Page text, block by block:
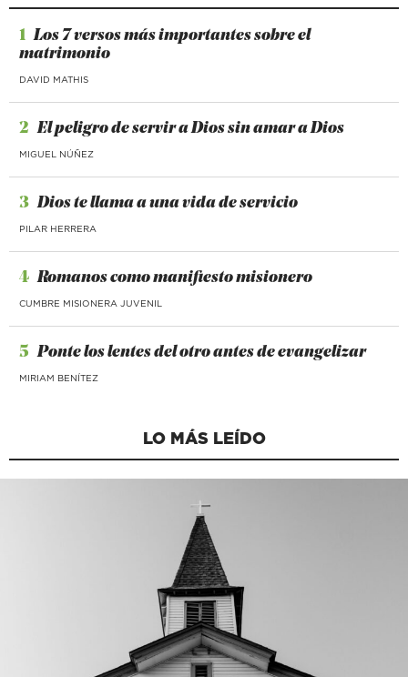
1 Los 7 versos más importantes sobre el
matrimonio
DAVID MATHIS
2 El peligro de servir a Dios sin amar a Dios
MIGUEL NÚÑEZ
3 Dios te llama a una vida de servicio
PILAR HERRERA
4 Romanos como manifiesto misionero
CUMBRE MISIONERA JUVENIL
5 Ponte los lentes del otro antes de evangelizar
MIRIAM BENÍTEZ
LO MÁS LEÍDO